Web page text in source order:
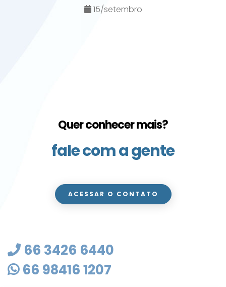
15/setembro
Quer conhecer mais?
fale com a gente
ACESSAR O CONTATO
66 3426 6440
66 98416 1207